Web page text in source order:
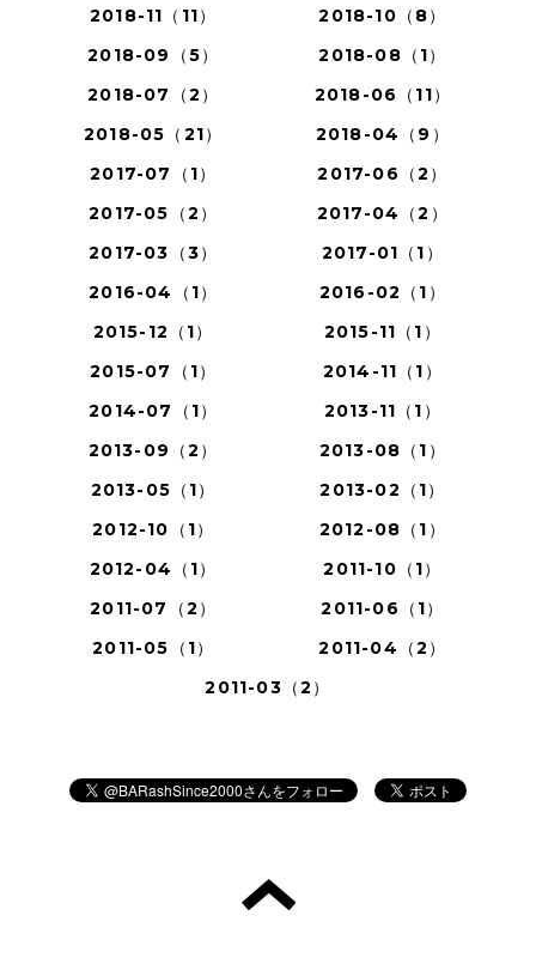
2018-11（11）
2018-10（8）
2018-09（5）
2018-08（1）
2018-07（2）
2018-06（11）
2018-05（21）
2018-04（9）
2017-07（1）
2017-06（2）
2017-05（2）
2017-04（2）
2017-03（3）
2017-01（1）
2016-04（1）
2016-02（1）
2015-12（1）
2015-11（1）
2015-07（1）
2014-11（1）
2014-07（1）
2013-11（1）
2013-09（2）
2013-08（1）
2013-05（1）
2013-02（1）
2012-10（1）
2012-08（1）
2012-04（1）
2011-10（1）
2011-07（2）
2011-06（1）
2011-05（1）
2011-04（2）
2011-03（2）